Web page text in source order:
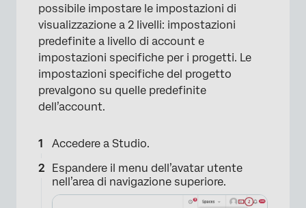
possibile impostare le impostazioni di
visualizzazione a 2 livelli: impostazioni
predefinite a livello di account e
impostazioni specifiche per i progetti. Le
impostazioni specifiche del progetto
prevalgono su quelle predefinite
dell’account.
Accedere a Studio.
Espandere il menu dell’avatar utente
nell’area di navigazione superiore.